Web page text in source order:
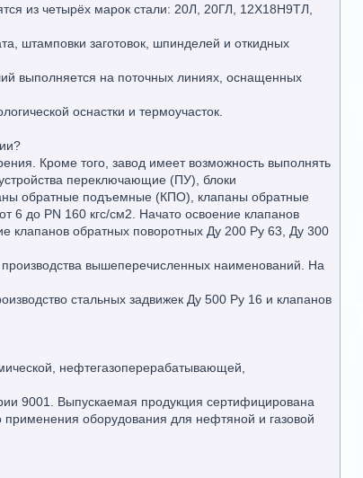
из четырёх марок стали: 20Л, 20ГЛ, 12Х18Н9ТЛ,
штамповки заготовок, шпинделей и откидных
выполняется на поточных линиях, оснащенных
оснастки и термоучасток.
Кроме того, завод имеет возможность выполнять
переключающие (ПУ), блоки
обратные подъемные (КПО), клапаны обратные
до PN 160 кгс/см2. Начато освоение клапанов
клапанов обратных поворотных Ду 200 Ру 63, Ду 300
вышеперечисленных наименований. На
стальных задвижек Ду 500 Ру 16 и клапанов
нефтегазоперерабатывающей,
9001. Выпускаемая продукция сертифицирована
оборудования для нефтяной и газовой